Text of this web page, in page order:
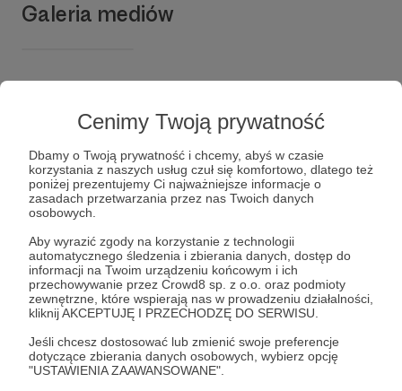
Cenimy Twoją prywatność
Dbamy o Twoją prywatność i chcemy, abyś w czasie
korzystania z naszych usług czuł się komfortowo, dlatego też
poniżej prezentujemy Ci najważniejsze informacje o
zasadach przetwarzania przez nas Twoich danych
osobowych.
Aby wyrazić zgody na korzystanie z technologii
automatycznego śledzenia i zbierania danych, dostęp do
informacji na Twoim urządzeniu końcowym i ich
przechowywanie przez Crowd8 sp. z o.o. oraz podmioty
zewnętrzne, które wspierają nas w prowadzeniu działalności,
kliknij AKCEPTUJĘ I PRZECHODZĘ DO SERWISU.
Jeśli chcesz dostosować lub zmienić swoje preferencje
dotyczące zbierania danych osobowych, wybierz opcję
"USTAWIENIA ZAAWANSOWANE".
Galeria mediów
Dołącz do grona Patronów!
Wesprzyj działalność AutoraUrbex Germania
teraz!
Zostań Patronem